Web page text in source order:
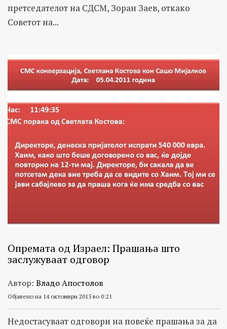
претседателот на СДСМ, Зоран Заев, откако
Советот на...
Опремата од Израел: Прашања што
заслужуваат одговор
Автор: Владо Апостолов
Објавено на 14 октомври 2015 во 0:21
Недостасуваат одговори на повеќе прашања за да